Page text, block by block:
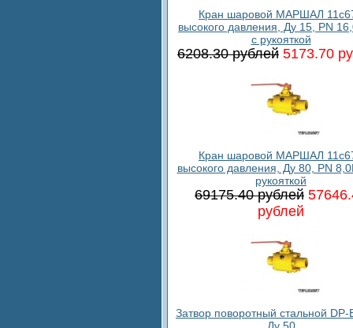
Кран шаровой МАРШАЛ
высокого давления, Ду 15, PN
с рукояткой
6208.30 рублей 5173.70
Кран шаровой МАРШАЛ
высокого давления, Ду 80, PN
рукояткой
69175.40 рублей
рублей
Затвор поворотный стальной DP-
Ду 50